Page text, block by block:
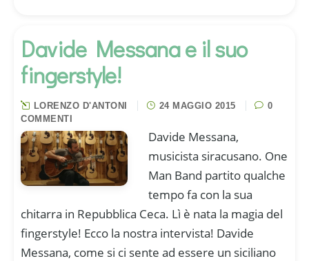
Davide Messana e il suo
fingerstyle!
LORENZO D'ANTONI 24 MAGGIO 2015
0
COMMENTI
Davide Messana,
musicista siracusano. One
Man Band partito qualche
tempo fa con la sua
chitarra in Repubblica Ceca. Lì è nata la magia del
fingerstyle! Ecco la nostra intervista! Davide
Messana, come si ci sente ad essere un siciliano